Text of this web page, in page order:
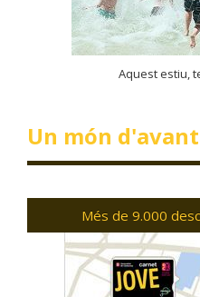
Aquest estiu,
Un món
Més de 9.000